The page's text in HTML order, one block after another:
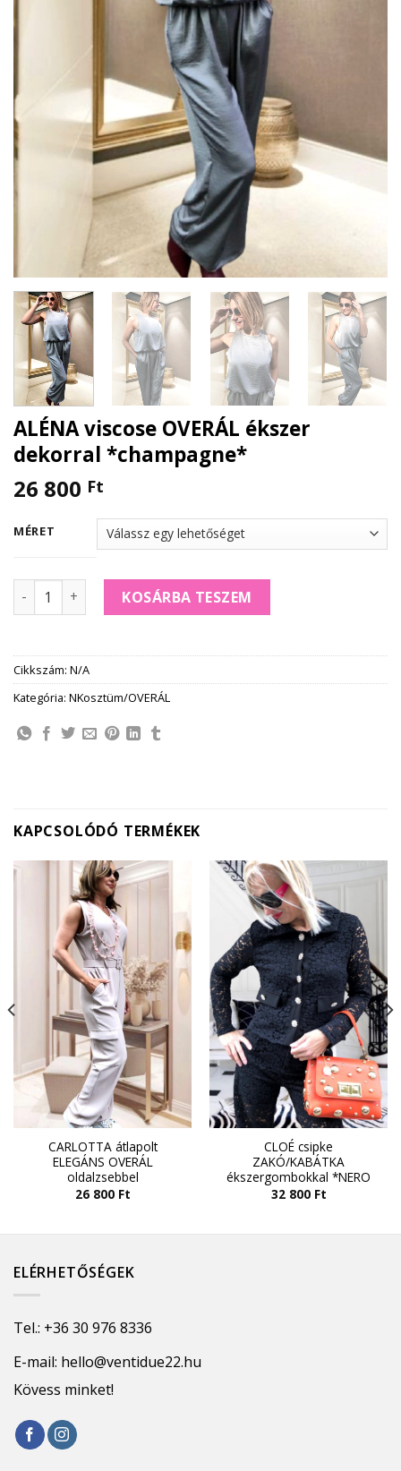
ALÉNA viscose OVERÁL ékszer
dekorral *champagne*
26 800 Ft
MÉRET
ALÉNA viscose OVERÁL ékszer dekorral *champagne*
KOSÁRBA TESZEM
Cikkszám: N/A
Kategória: NKosztüm/OVERÁL
KAPCSOLÓDÓ TERMÉKEK
CARLOTTA átlapolt
ELEGÁNS OVERÁL
oldalzsebbel
26 800 Ft
CLOÉ csipke
ZAKÓ/KABÁTKA
ékszergombokkal *NERO
32 800 Ft
ELÉRHETŐSÉGEK
Tel.: +36 30 976 8336
E-mail: hello@ventidue22.hu
Kövess minket!